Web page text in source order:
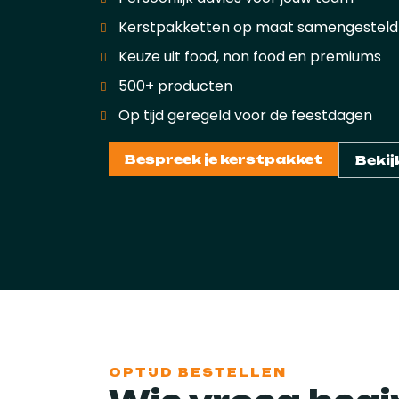
Kerstpakketten op maat samengesteld
Keuze uit food, non food en premiums
500+ producten
Op tijd geregeld voor de feestdagen
Bespreek je kerstpakket
OPTIJD BESTELLEN